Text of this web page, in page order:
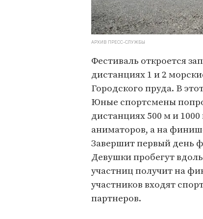
АРХИВ ПРЕСС-СЛУЖБЫ
Фестиваль откроется
дистанциях 1 и 2
Городского пруда. В
Юные спортсмены
дистанциях 500 м и
аниматоров, а на
Завершит первый день
Девушки пробегут
участниц получит на
участников входят
партнеров.